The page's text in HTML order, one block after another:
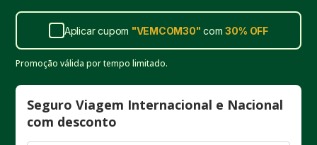
Aplicar cupom "VEMCOM30" com30% OFF
Promoção válida por tempo limitado.
Seguro Viagem Internacional e Nacional
com desconto